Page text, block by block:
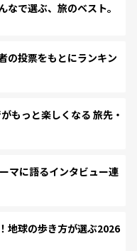
で選ぶ、旅のベスト。
投票をもとにランキン
っと楽しくなる 旅先・
マに語るインタビュー連
地球の歩き方が選ぶ2026